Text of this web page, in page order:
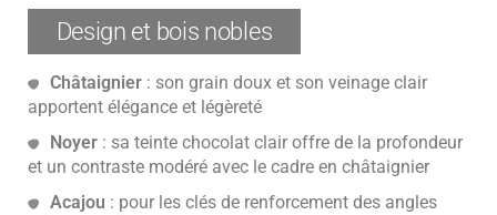
Design et bois nobles
Châtaignier : son grain doux et son veinage clair
apportent élégance et légèreté
Noyer : sa teinte chocolat clair offre de la profondeur
et un contraste modéré avec le cadre en châtaignier
Acajou : pour les clés de renforcement des angles